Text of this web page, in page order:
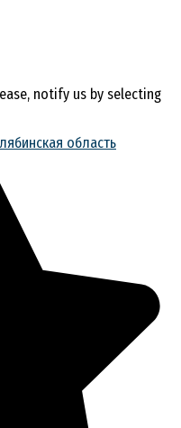
notify us by selecting
область